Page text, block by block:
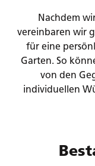
Nachdem
vereinbaren wir
für eine
Garten. So
von den
individuellen